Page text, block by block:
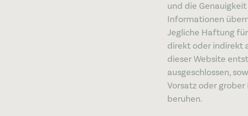
und die
Informationen
Jegliche Haftung
direkt oder indirekt
dieser Website
ausgeschlossen,
Vorsatz oder grober
beruhen.